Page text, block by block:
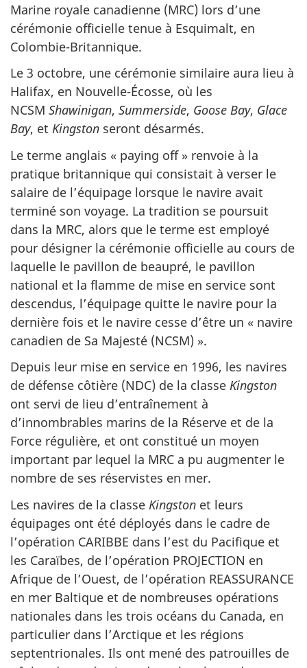
Marine royale canadienne (MRC) lors d’une
cérémonie officielle tenue à Esquimalt, en
Colombie-Britannique.
Le 3 octobre, une cérémonie similaire aura lieu à
Halifax, en Nouvelle-Écosse, où les
NCSM Shawinigan, Summerside, Goose Bay, Glace
Bay, et Kingston seront désarmés.
Le terme anglais « paying off » renvoie à la
pratique britannique qui consistait à verser le
salaire de l’équipage lorsque le navire avait
terminé son voyage. La tradition se poursuit
dans la MRC, alors que le terme est employé
pour désigner la cérémonie officielle au cours de
laquelle le pavillon de beaupré, le pavillon
national et la flamme de mise en service sont
descendus, l’équipage quitte le navire pour la
dernière fois et le navire cesse d’être un « navire
canadien de Sa Majesté (NCSM) ».
Depuis leur mise en service en 1996, les navires
de défense côtière (NDC) de la classe Kingston
ont servi de lieu d’entraînement à
d’innombrables marins de la Réserve et de la
Force régulière, et ont constitué un moyen
important par lequel la MRC a pu augmenter le
nombre de ses réservistes en mer.
Les navires de la classe Kingston et leurs
équipages ont été déployés dans le cadre de
l’opération CARIBBE dans l’est du Pacifique et
les Caraïbes, de l’opération PROJECTION en
Afrique de l’Ouest, de l’opération REASSURANCE
en mer Baltique et de nombreuses opérations
nationales dans les trois océans du Canada, en
particulier dans l’Arctique et les régions
septentrionales. Ils ont mené des patrouilles de